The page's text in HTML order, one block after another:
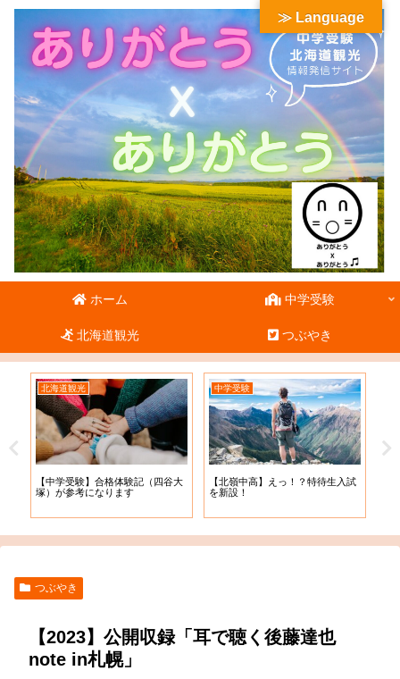
ホーム 中学受験
北海道観光 つぶやき
北海道観光
【中学受験】合格体験記（四谷大
塚）が参考になります
中学受験
【北嶺中高】えっ！？特待生入試
を新設！
つぶやき
【2023】公開収録「耳で聴く後藤達也
note in札幌」
≫ Language